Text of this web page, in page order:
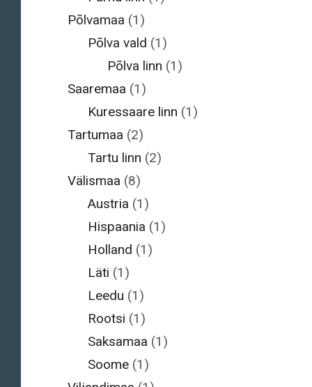
Põlvamaa (1)
Põlva vald (1)
Põlva linn (1)
Saaremaa (1)
Kuressaare linn (1)
Tartumaa (2)
Tartu linn (2)
Välismaa (8)
Austria (1)
Hispaania (1)
Holland (1)
Läti (1)
Leedu (1)
Rootsi (1)
Saksamaa (1)
Soome(1)